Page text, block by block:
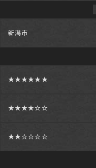
新潟市
★★★★★★
★★★★☆☆
★★☆☆☆☆